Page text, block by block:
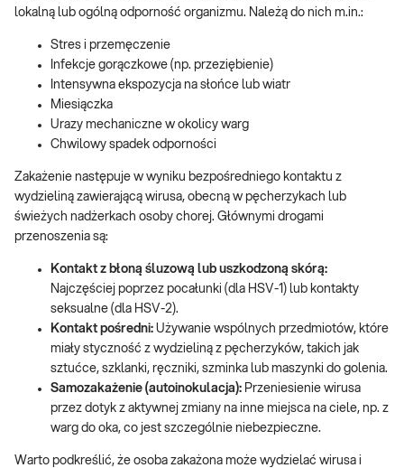
lokalną lub ogólną odporność organizmu. Należą do nich m.in.:
Stres i przemęczenie
Infekcje gorączkowe (np. przeziębienie)
Intensywna ekspozycja na słońce lub wiatr
Miesiączka
Urazy mechaniczne w okolicy warg
Chwilowy spadek odporności
Zakażenie następuje w wyniku bezpośredniego kontaktu z
wydzieliną zawierającą wirusa, obecną w pęcherzykach lub
świeżych nadżerkach osoby chorej. Głównymi drogami
przenoszenia są:
Kontakt z błoną śluzową lub uszkodzoną skórą:
Najczęściej poprzez pocałunki (dla HSV-1) lub kontakty
seksualne (dla HSV-2).
Kontakt pośredni: Używanie wspólnych przedmiotów, które
miały styczność z wydzieliną z pęcherzyków, takich jak
sztućce, szklanki, ręczniki, szminka lub maszynki do golenia.
Samozakażenie (autoinokulacja): Przeniesienie wirusa
przez dotyk z aktywnej zmiany na inne miejsca na ciele, np. z
warg do oka, co jest szczególnie niebezpieczne.
Warto podkreślić, że osoba zakażona może wydzielać wirusa i